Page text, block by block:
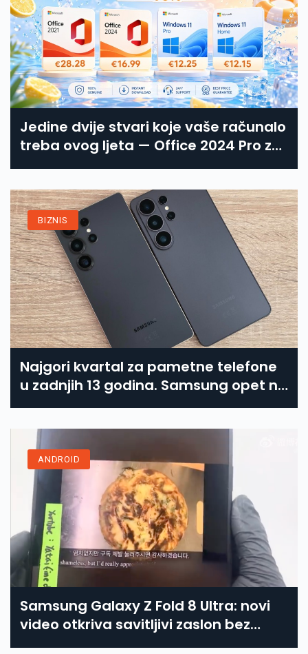
Jedine dvije stvari koje vaše računalo
treba ovog ljeta — Office 2024 Pro za
16,99 € i Windows 11 Pro za 12,25 €.
BIZNIS
Najgori kvartal za pametne telefone
u zadnjih 13 godina. Samsung opet na
vrhu
ANDROID
Samsung Galaxy Z Fold 8 Ultra: novi
video otkriva savitljivi zaslon bez
pregiba